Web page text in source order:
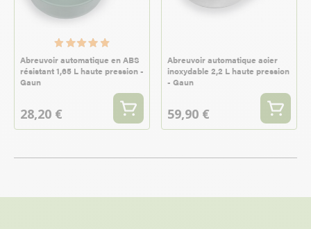
Abreuvoir automatique en ABS
résistant 1,65 L haute pression -
Gaun
28,20 €
Abreuvoir automatique acier
inoxydable 2,2 L haute pression
- Gaun
59,90 €